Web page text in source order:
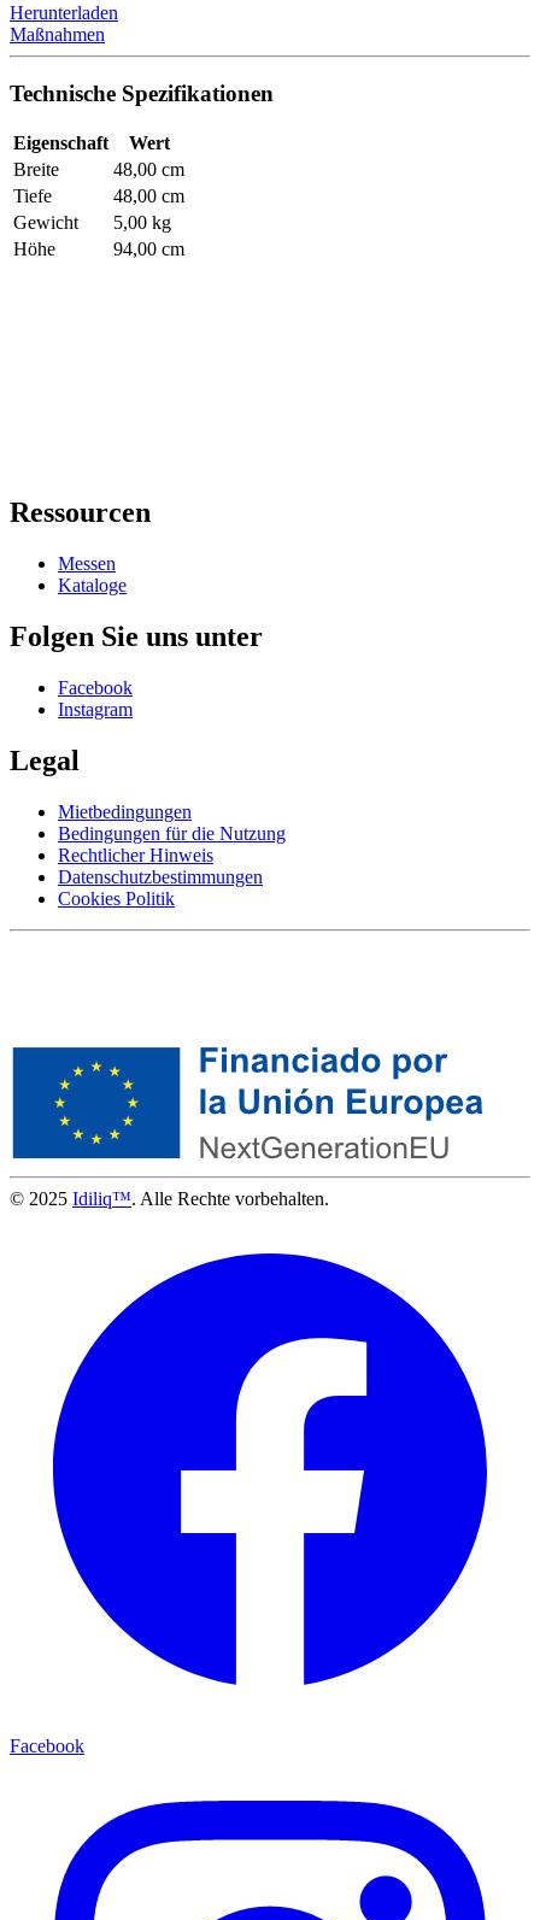
Herunterladen
Maßnahmen
Technische Spezifikationen
Eigenschaft
Wert
Breite
48,00 cm
Tiefe
48,00 cm
Gewicht
5,00 kg
Höhe
94,00 cm
Ressourcen
Messen
Kataloge
Folgen Sie uns unter
Facebook
Instagram
Legal
Mietbedingungen
Bedingungen für die Nutzung
Rechtlicher Hinweis
Datenschutzbestimmungen
Cookies Politik
© 2025 Idiliq™. Alle Rechte vorbehalten.
Facebook